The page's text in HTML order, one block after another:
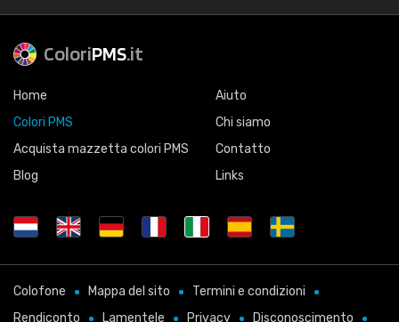
ColoriPMS.it
Home
Colori PMS
Acquista mazzetta colori PMS
Blog
Aiuto
Chi siamo
Contatto
Links
Colofone Mappa del sito
Termini e condizioni
Rendiconto
Lamentele Privacy Disconoscimento